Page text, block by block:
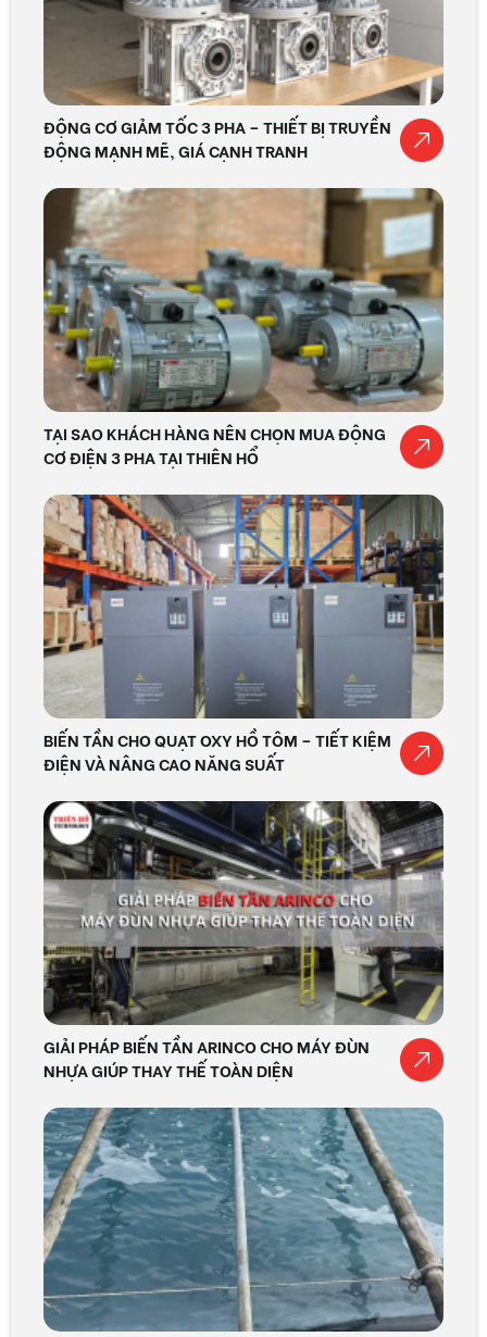
ĐỘNG CƠ GIẢM TỐC 3 PHA – THIẾT BỊ TRUYỀN
ĐỘNG MẠNH MẼ, GIÁ CẠNH TRANH
TẠI SAO KHÁCH HÀNG NÊN CHỌN MUA ĐỘNG
CƠ ĐIỆN 3 PHA TẠI THIÊN HỔ
BIẾN TẦN CHO QUẠT OXY HỒ TÔM – TIẾT KIỆM
ĐIỆN VÀ NÂNG CAO NĂNG SUẤT
GIẢI PHÁP BIẾN TẦN ARINCO CHO MÁY ĐÙN
NHỰA GIÚP THAY THẾ TOÀN DIỆN